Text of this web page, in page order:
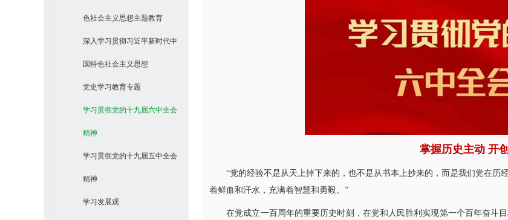
色社会主义思想主题教育
深入学习贯彻习近平新时代中
国特色社会主义思想
党史学习教育专题
学习贯彻党的十九届六中全会
精神
学习贯彻党的十九届五中全会
精神
学习发展观
掌握历史主动 开
“党的经验不是从天上掉下来的，也不是从书本上抄来的，而是我们党在历
着鲜血和汗水，充满着智慧和勇毅。”
在党成立一百周年的重要历史时刻，在党和人民胜利实现第一个百年奋斗